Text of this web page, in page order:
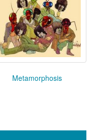
Metamorphosis